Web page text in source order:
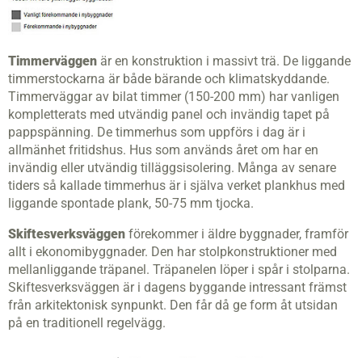
Timmerväggen är en konstruktion i massivt trä. De liggande
timmerstockarna är både bärande och klimatskyddande.
Timmerväggar av bilat timmer (150-200 mm) har vanligen
kompletterats med utvändig panel och invändig tapet på
pappspänning. De timmerhus som uppförs i dag är i
allmänhet fritidshus. Hus som används året om har en
invändig eller utvändig tilläggsisolering. Många av senare
tiders så kallade timmerhus är i själva verket plankhus med
liggande spontade plank, 50-75 mm tjocka.
Skiftesverksväggen förekommer i äldre byggnader, framför
allt i ekonomibyggnader. Den har stolpkonstruktioner med
mellanliggande träpanel. Träpanelen löper i spår i stolparna.
Skiftesverksväggen är i dagens byggande intressant främst
från arkitektonisk synpunkt. Den får då ge form åt utsidan
på en traditionell regelvägg.